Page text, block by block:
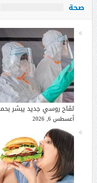
صحة
لقاح روسي جديد يبشر
أغسطس 6, 2026